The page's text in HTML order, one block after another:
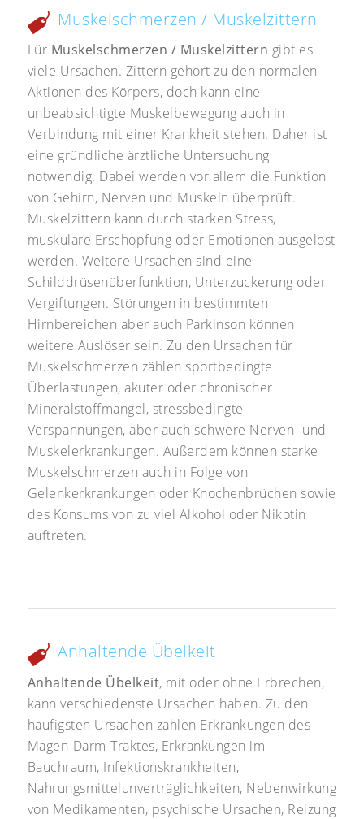
Muskelschmerzen / Muskelzittern
Für Muskelschmerzen / Muskelzittern gibt es
viele Ursachen. Zittern gehört zu den normalen
Aktionen des Körpers, doch kann eine
unbeabsichtigte Muskelbewegung auch in
Verbindung mit einer Krankheit stehen. Daher ist
eine gründliche ärztliche Untersuchung
notwendig. Dabei werden vor allem die Funktion
von Gehirn, Nerven und Muskeln überprüft.
Muskelzittern kann durch starken Stress,
muskuläre Erschöpfung oder Emotionen ausgelöst
werden. Weitere Ursachen sind eine
Schilddrüsenüberfunktion, Unterzuckerung oder
Vergiftungen. Störungen in bestimmten
Hirnbereichen aber auch Parkinson können
weitere Auslöser sein. Zu den Ursachen für
Muskelschmerzen zählen sportbedingte
Überlastungen, akuter oder chronischer
Mineralstoffmangel, stressbedingte
Verspannungen, aber auch schwere Nerven- und
Muskelerkrankungen. Außerdem können starke
Muskelschmerzen auch in Folge von
Gelenkerkrankungen oder Knochenbrüchen sowie
des Konsums von zu viel Alkohol oder Nikotin
auftreten.
Anhaltende Übelkeit
Anhaltende Übelkeit, mit oder ohne Erbrechen,
kann verschiedenste Ursachen haben. Zu den
häufigsten Ursachen zählen Erkrankungen des
Magen-Darm-Traktes, Erkrankungen im
Bauchraum, Infektionskrankheiten,
Nahrungsmittelunverträglichkeiten, Nebenwirkung
von Medikamenten, psychische Ursachen, Reizung